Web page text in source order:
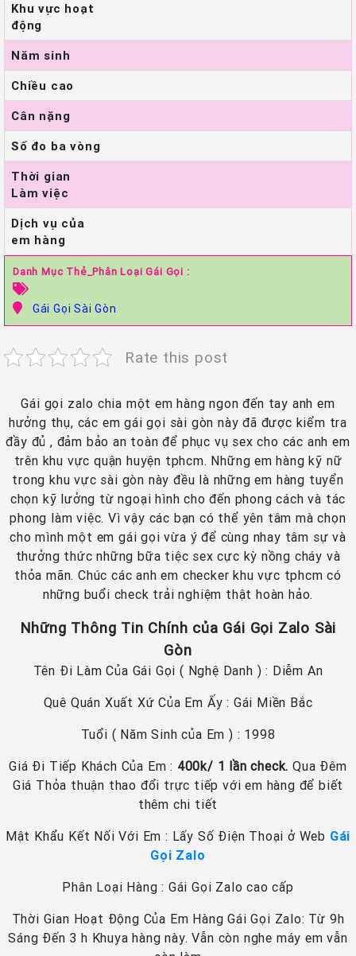
Khu vực hoạt
động
Năm sinh
Chiều cao
Cân nặng
Số đo ba vòng
Thời gian
Làm việc
Dịch vụ của
em hàng
Danh Mục Thẻ_Phân Loại Gái Gọi :
Gái Gọi Sài Gòn
Rate this post
Gái gọi zalo chia một em hàng ngon đến tay anh em
hưởng thụ, các em gái gọi sài gòn này đã được kiểm tra
đầy đủ , đảm bảo an toàn để phục vụ sex cho các anh em
trên khu vực quận huyện tphcm. Những em hàng kỹ nữ
trong khu vực sài gòn này đều là những em hàng tuyển
chọn kỹ lưởng từ ngoại hình cho đến phong cách và tác
phong làm việc. Vì vậy các bạn có thể yên tâm mà chọn
cho mình một em gái gọi vừa ý để cùng nhay tâm sự và
thưởng thức những bữa tiệc sex cực kỳ nồng cháy và
thỏa mãn. Chúc các anh em checker khu vực tphcm có
những buổi check trải nghiệm thật hoàn hảo.
Những Thông Tin Chính của Gái Gọi Zalo Sài
Gòn
Tên Đi Làm Của Gái Gọi ( Nghệ Danh ) : Diễm An
Quê Quán Xuất Xứ Của Em Ấy : Gái Miền Bắc
Tuổi ( Năm Sinh của Em ) : 1998
Giá Đi Tiếp Khách Của Em : 400k/ 1 lần check. Qua Đêm
Giá Thỏa thuận thao đổi trực tiếp với em hàng để biết
thêm chi tiết
Mật Khẩu Kết Nối Với Em : Lấy Số Điện Thoại ở Web Gái
Gọi Zalo
Phân Loại Hàng : Gái Gọi Zalo cao cấp
Thời Gian Hoạt Động Của Em Hàng Gái Gọi Zalo: Từ 9h
Sáng Đến 3 h Khuya hàng này. Vẫn còn nghe máy em vẫn